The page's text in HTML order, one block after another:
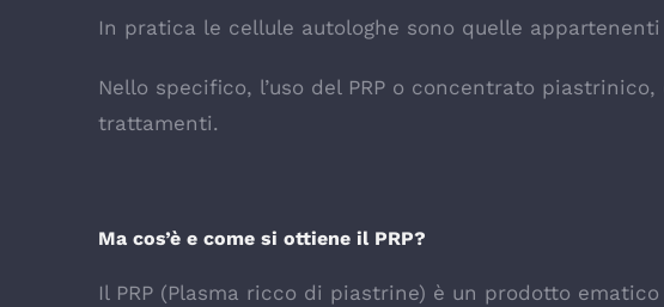
In pratica le cellule autologhe sono quelle
Nello specifico, l’uso del PRP o concentrato
trattamenti.
Ma cos’è e come si ottiene il PRP?
Il PRP (Plasma ricco di piastrine) è un prodotto